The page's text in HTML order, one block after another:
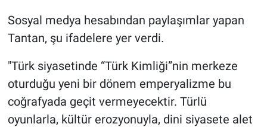
Sosyal medya hesabından paylaşımlar yapan
Tantan, şu ifadelere yer verdi.
"Türk siyasetinde “Türk Kimliği”nin merkeze
oturduğu yeni bir dönem emperyalizme bu
coğrafyada geçit vermeyecektir. Türlü
oyunlarla, kültür erozyonuyla, dini siyasete alet